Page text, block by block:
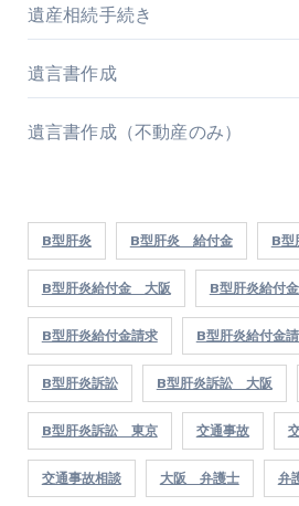
遺産相続手続き
遺言書作成
遺言書作成（不動産のみ）
B型肝炎 B型肝炎 給付金 B型
B型肝炎給付金 大阪 B型肝炎給付
B型肝炎給付金請求 B型肝炎給付金
B型肝炎訴訟 B型肝炎訴訟 大阪
B型肝炎訴訟 東京 交通事故
交通事故相談 大阪 弁護士 弁